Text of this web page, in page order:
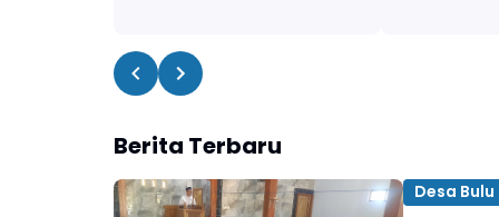
Berita Terbaru
Desa Bulu